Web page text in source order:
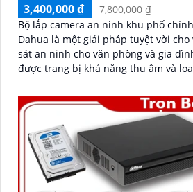
3,400,000 ₫
7,800,000 ₫
Bộ lắp camera an ninh khu phố
Dahua là một giải pháp tuyệt vời cho
sát an ninh cho văn phòng và gia đình. Combo
được trang bị khả năng thu âm và
tương tác